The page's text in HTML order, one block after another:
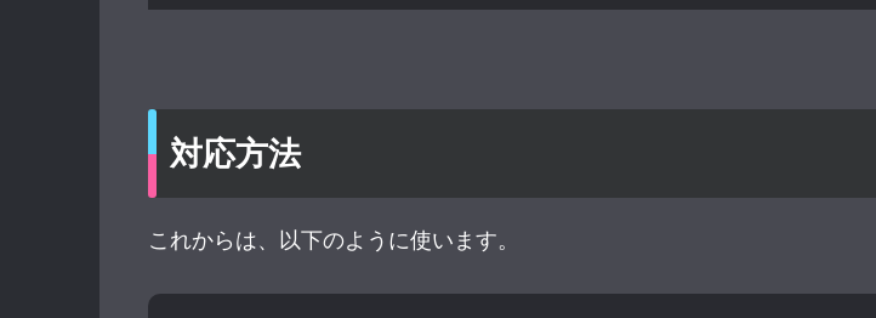
対応方法
これからは、以下のように使います。